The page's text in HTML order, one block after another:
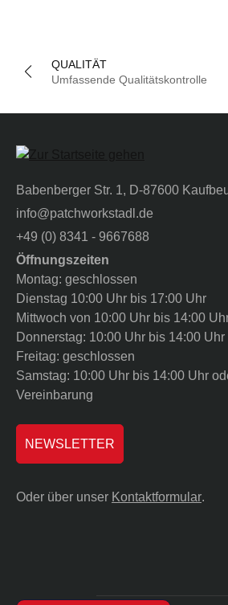
QUALITÄT
Umfassende Qualitätskontrolle
Babenberger Str. 1, D-87600
info@patchworkstadl.de
+49 (0) 8341 - 9667688
Öffnungszeiten
Montag: geschlossen
Dienstag 10:00 Uhr bis 17:00 Uhr
Mittwoch von 10:00 Uhr bis 14:00
Donnerstag: 10:00 Uhr bis 14:00 Uhr
Freitag: geschlossen
Samstag: 10:00 Uhr bis 14:00 Uhr
Vereinbarung
NEWSLETTER
Oder über unser Kontaktformular.